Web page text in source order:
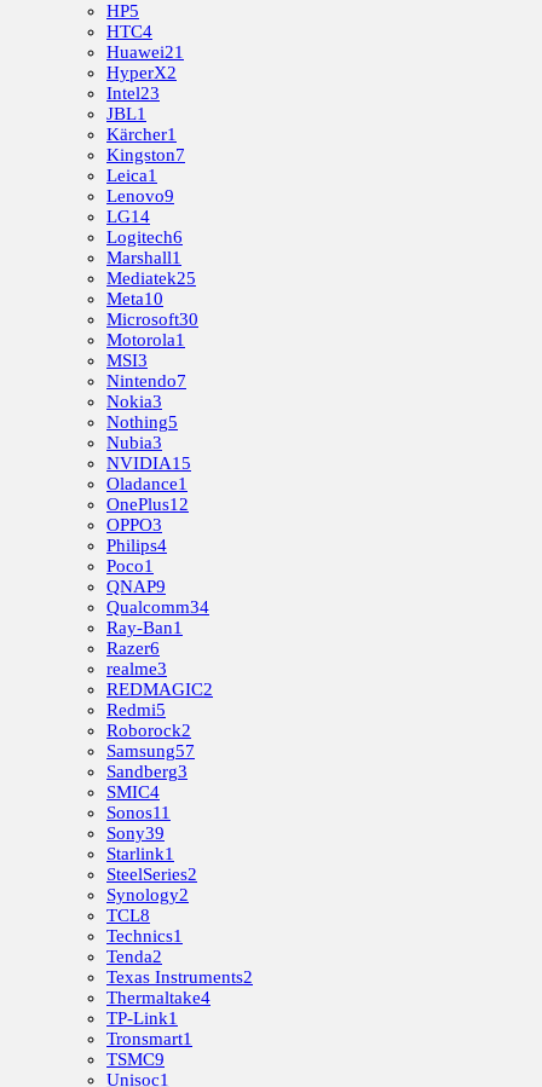
HP5
HTC4
Huawei21
HyperX2
Intel23
JBL1
Kärcher1
Kingston7
Leica1
Lenovo9
LG14
Logitech6
Marshall1
Mediatek25
Meta10
Microsoft30
Motorola1
MSI3
Nintendo7
Nokia3
Nothing5
Nubia3
NVIDIA15
Oladance1
OnePlus12
OPPO3
Philips4
Poco1
QNAP9
Qualcomm34
Ray-Ban1
Razer6
realme3
REDMAGIC2
Redmi5
Roborock2
Samsung57
Sandberg3
SMIC4
Sonos11
Sony39
Starlink1
SteelSeries2
Synology2
TCL8
Technics1
Tenda2
Texas Instruments2
Thermaltake4
TP-Link1
Tronsmart1
TSMC9
Unisoc1